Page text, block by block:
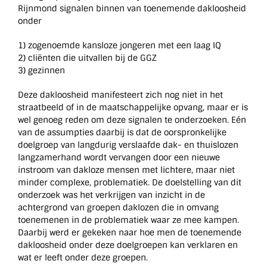
Rijnmond signalen binnen van toenemende dakloosheid
onder
1) zogenoemde kansloze jongeren met een laag IQ
2) cliënten die uitvallen bij de GGZ
3) gezinnen
Deze dakloosheid manifesteert zich nog niet in het
straatbeeld of in de maatschappelijke opvang, maar er is
wel genoeg reden om deze signalen te onderzoeken. Eén
van de assumpties daarbij is dat de oorspronkelijke
doelgroep van langdurig verslaafde dak- en thuislozen
langzamerhand wordt vervangen door een nieuwe
instroom van dakloze mensen met lichtere, maar niet
minder complexe, problematiek. De doelstelling van dit
onderzoek was het verkrijgen van inzicht in de
achtergrond van groepen daklozen die in omvang
toenemenen in de problematiek waar ze mee kampen.
Daarbij werd er gekeken naar hoe men de toenemende
dakloosheid onder deze doelgroepen kan verklaren en
wat er leeft onder deze groepen.